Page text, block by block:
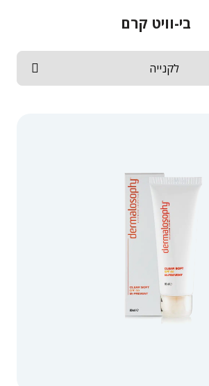
בי-וויט קרם
לקנייה